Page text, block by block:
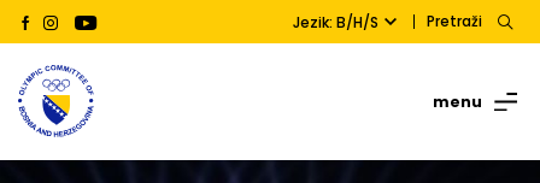
Jezik: B/H/S Pretraži
menu